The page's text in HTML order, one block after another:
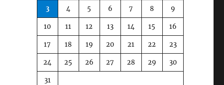
3 4 5 6 7 8 9
10 11 12 13 14 15 16
17 18 19 20 21 22 23
24 25 26 27 28 29 30
31